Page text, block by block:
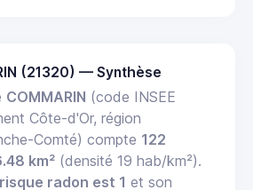
(21320) — Synthèse
COMMARIN (code INSEE
Côte-d'Or, région
Comté) compte 122
km² (densité 19 hab/km²).
radon est 1 et son